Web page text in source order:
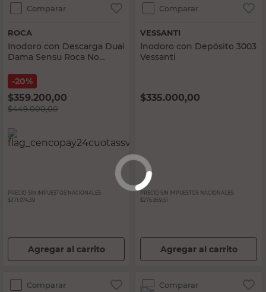
Comparar
ROCA
Inodoro con Descarga Dual
Dama Sensu Roca No
Asiento
20%
$359.200,00
$449.000,00
PRECIO SIN IMPUESTOS NACIONALES:
$371.074,39
Agregar al carrito
Comparar
VESSANTI
Inodoro con Depósito 3003
Vessanti
$335.000,00
PRECIO SIN IMPUESTOS NACIONALES:
$276.859,51
Agregar al carrito
Comparar Comparar